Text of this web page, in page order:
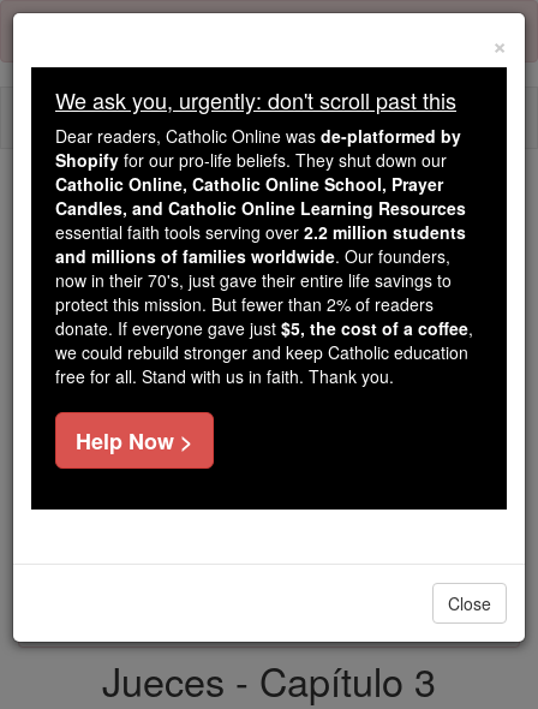
Skip
content
We ask you, urgently: don't scroll past this
Dear readers, Catholic Online
wasde-platformed by Shopify
for our pro-life beliefs. They
shut down ourCatholic
Online, Catholic Online School, Prayer Candles, and
tools serving over
families worldwide. Our founders, now in their 70's,
and keep Catholic education free for all. Stand with us
Jueces - Capítulo 3
×
We ask you, urgently: don't scroll past this
Dear readers, Catholic Online was de-platformed by
Shopify for our pro-life beliefs. They shut down our
Catholic Online, Catholic Online School, Prayer
Candles, and Catholic Online Learning Resources
essential faith tools serving over 2.2 million students
and millions of families worldwide. Our founders,
now in their 70's, just gave their entire life savings to
protect this mission. But fewer than 2% of readers
donate. If everyone gave just $5, the cost of a coffee,
we could rebuild stronger and keep Catholic education
free for all. Stand with us in faith. Thank you.
Help Now >
Close